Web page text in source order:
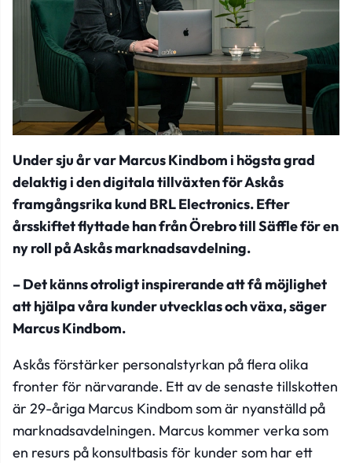
Under sju år var Marcus Kindbom i högsta grad
delaktig i den digitala tillväxten för Askås
framgångsrika kund BRL Electronics. Efter
årsskiftet flyttade han från Örebro till Säffle för en
ny roll på Askås marknadsavdelning.
– Det känns otroligt inspirerande att få möjlighet
att hjälpa våra kunder utvecklas och växa, säger
Marcus Kindbom.
Askås förstärker personalstyrkan på flera olika
fronter för närvarande. Ett av de senaste tillskotten
är 29-åriga Marcus Kindbom som är nyanställd på
marknadsavdelningen. Marcus kommer verka som
en resurs på konsultbasis för kunder som har ett